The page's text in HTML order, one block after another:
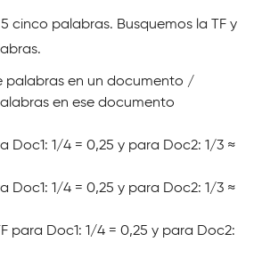
cinco palabras. Busquemos la TF y
palabras en un documento /
en ese documento
Doc1: 1/4 = 0,25 y para Doc2: 1/3 ≈
Doc1: 1/4 = 0,25 y para Doc2: 1/3 ≈
para Doc1: 1/4 = 0,25 y para Doc2: